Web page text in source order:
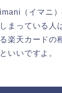
（イマニ
まっている人
楽天カードの
いいですよ。